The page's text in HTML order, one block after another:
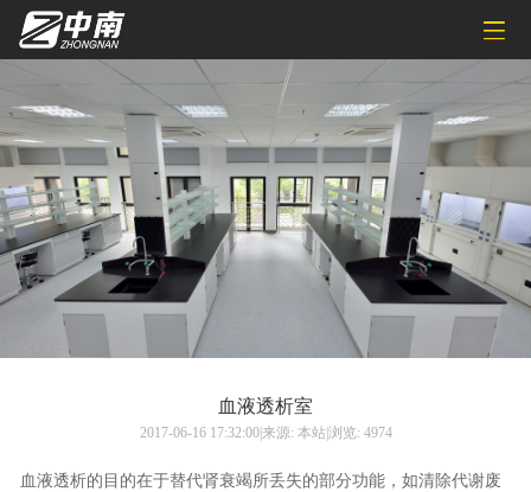
血液透析室
2017-06-16 17:32:00|来源: 本站|浏览: 4974
血液透析的目的在于替代肾衰竭所丢失的部分功能，如清除代谢废